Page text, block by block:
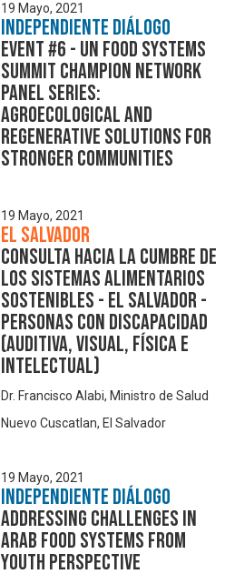
19 Mayo, 2021
Independiente Diálogo
Event #6 - UN Food Systems
Summit Champion Network
Panel Series:
Agroecological and
Regenerative Solutions for
Stronger Communities
19 Mayo, 2021
El Salvador
Consulta hacia la Cumbre de
los Sistemas Alimentarios
Sostenibles - El Salvador -
Personas con discapacidad
(auditiva, visual, física e
intelectual)
Dr. Francisco Alabi, Ministro de Salud
Nuevo Cuscatlan, El Salvador
19 Mayo, 2021
Independiente Diálogo
Addressing challenges in
Arab food systems from
youth perspective